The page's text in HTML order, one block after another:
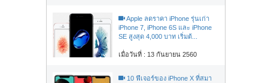
Apple ลดราคา iPhone รุ่นเก่า
iPhone 7, iPhone 6S และ iPhone
SE สูงสุด 4,000 บาท เริ่มต้...
เมื่อวันที่ : 13 กันยายน 2560
10 ฟีเจอร์ของ iPhone X ที่สมา